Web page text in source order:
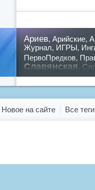
Ариев, Арийские,
Журнал, ИГРЫ,
ПервоПредков,
Славянская
предков,путин,
Новое на сайте Все теги